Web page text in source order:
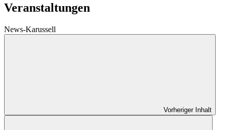
Veranstaltungen
News-Karussell
Vorheriger Inhalt